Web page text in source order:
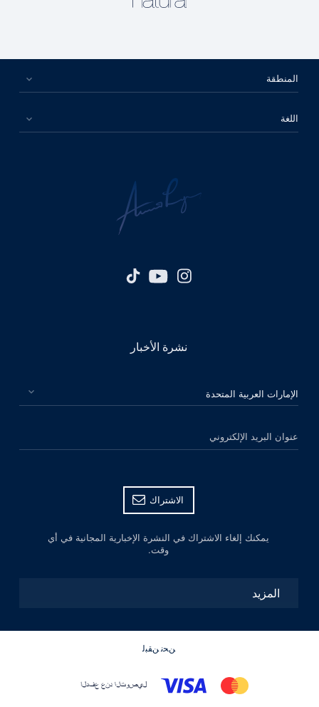
المنطقة
اللغة
نشرة الأخبار
الرجاء اختيار بلدك
عنوان البريد الإلكتروني
الاشتراك
يمكنك إلغاء الاشتراك في النشرة الإخبارية المجانية في أي
وقت.
المزيد
ﻦﺤﻧ ﻦﻘﺒﻟ